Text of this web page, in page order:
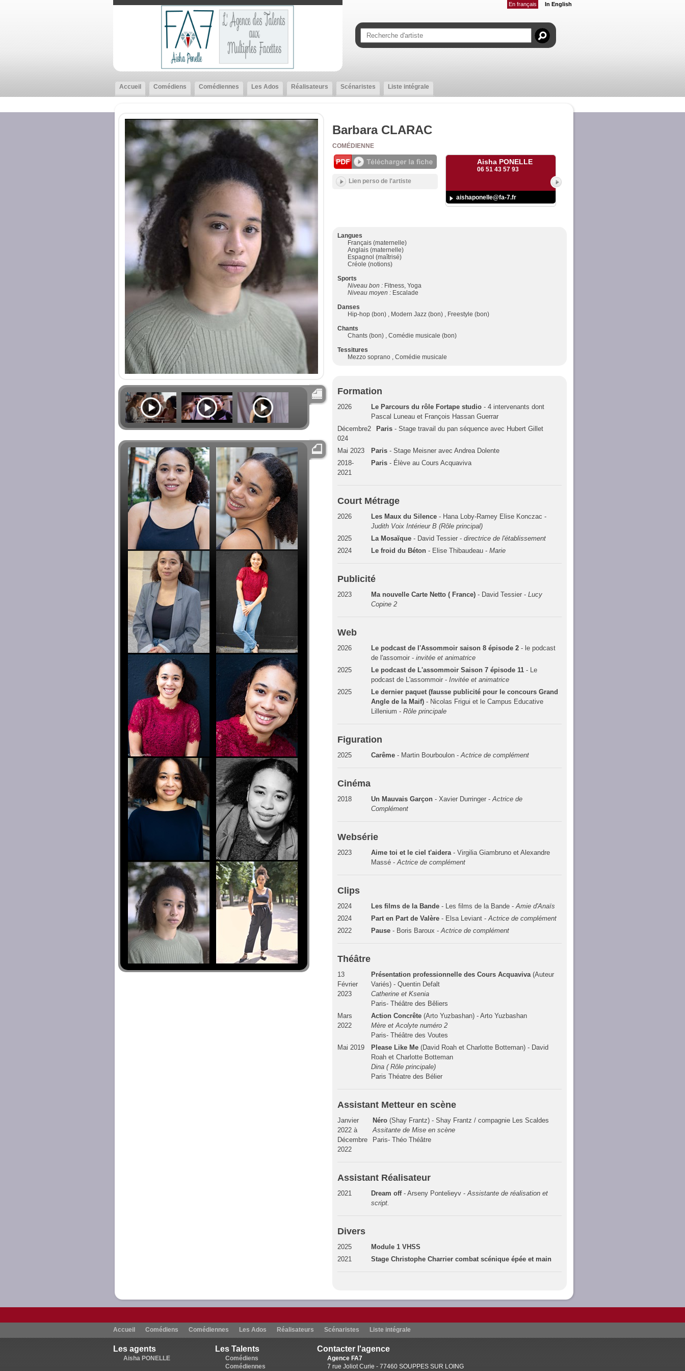
En français In English
Accueil Comédiens Comédiennes Les Ados Réalisateurs Scénaristes Liste intégrale
Barbara CLARAC
COMÉDIENNE
Lien perso de l'artiste
Aisha PONELLE
06 51 43 57 93
aishaponelle@fa-7.fr
Langues
Français (maternelle)
Anglais (maternelle)
Espagnol (maîtrisé)
Créole (notions)
Sports
Niveau bon : Fitness, Yoga
Niveau moyen : Escalade
Danses
Hip-hop (bon) , Modern Jazz (bon) , Freestyle (bon)
Chants
Chants (bon) , Comédie musicale (bon)
Tessitures
Mezzo soprano , Comédie musicale
Formation
2026 Le Parcours du rôle Fortape studio - 4 intervenants dont
Pascal Luneau et François Hassan Guerrar
Décembre2
024
Paris - Stage travail du pan séquence avec Hubert Gillet
Mai 2023 Paris - Stage Meisner avec Andrea Dolente
2018-
2021
Paris - Élève au Cours Acquaviva
Court Métrage
2026 Les Maux du Silence - Hana Loby-Ramey Elise Konczac -
Judith Voix Intérieur B (Rôle principal)
2025
La Mosaïque- David Tessier -directrice de l'établissement
2024
Le froid du Béton - Elise Thibaudeau -Marie
Publicité
2023 Ma nouvelle Carte Netto ( France) - David Tessier -Lucy
Copine 2
Web
2026 Le podcast de l'Assommoir saison 8 épisode 2 - le podcast
de l'assomoir -invitée et animatrice
2025
Le podcast de L'assommoir Saison 7 épisode 11 - Le
podcast de L'assommoir -Invitée et animatrice
2025
Le dernier paquet (fausse publicité pour le concours Grand
Angle de la Maif) - Nicolas Frigui et le Campus Educative
Lillenium -Rôle principale
Figuration
2025 Carême - Martin Bourboulon -Actrice de complément
Cinéma
2018 Un Mauvais Garçon - Xavier Durringer -Actrice de
Complément
Websérie
2023 Aime toi et le ciel t'aidera- Virgilia Giambruno et Alexandre
Massé -Actrice de complément
Clips
2024 Les films de la Bande - Les films de la Bande -Amie d'Anaïs
2024
Part en Part de Valère - Elsa Leviant -Actrice de complément
2022
Pause - Boris Baroux -Actrice de complément
Théâtre
13
Février
2023
Présentation professionnelle des Cours Acquaviva(Auteur
Variés) - Quentin Defalt
Catherine et Ksenia
Paris- Théâtre des Bêliers
Mars
2022
Action Concrête (Arto Yuzbashan) - Arto Yuzbashan
Mère et Acolyte numéro 2
Paris- Théâtre des Voutes
Mai 2019
Please Like Me(David Roah et Charlotte Botteman) - David
Roah et Charlotte Botteman
Dina ( Rôle principale)
Paris Théatre des Bélier
Assistant Metteur en scène
Janvier
2022 à
Décembre
2022
Néro (Shay Frantz) - Shay Frantz / compagnie Les Scaldes
Assitante de Mise en scène
Paris- Théo Théâtre
Assistant Réalisateur
2021 Dream off- Arseny Pontelieyv -Assistante de réalisation et
script.
Divers
2025
Module 1 VHSS
2021
Stage Christophe Charrier combat scénique épée et main
Accueil Comédiens Comédiennes Les Ados Réalisateurs Scénaristes Liste intégrale
Les agents
Aisha PONELLE
Les Talents
Comédiens
Comédiennes
Contacter l'agence
Agence FA7
7 rue Joliot Curie - 77460 SOUPPES SUR LOING